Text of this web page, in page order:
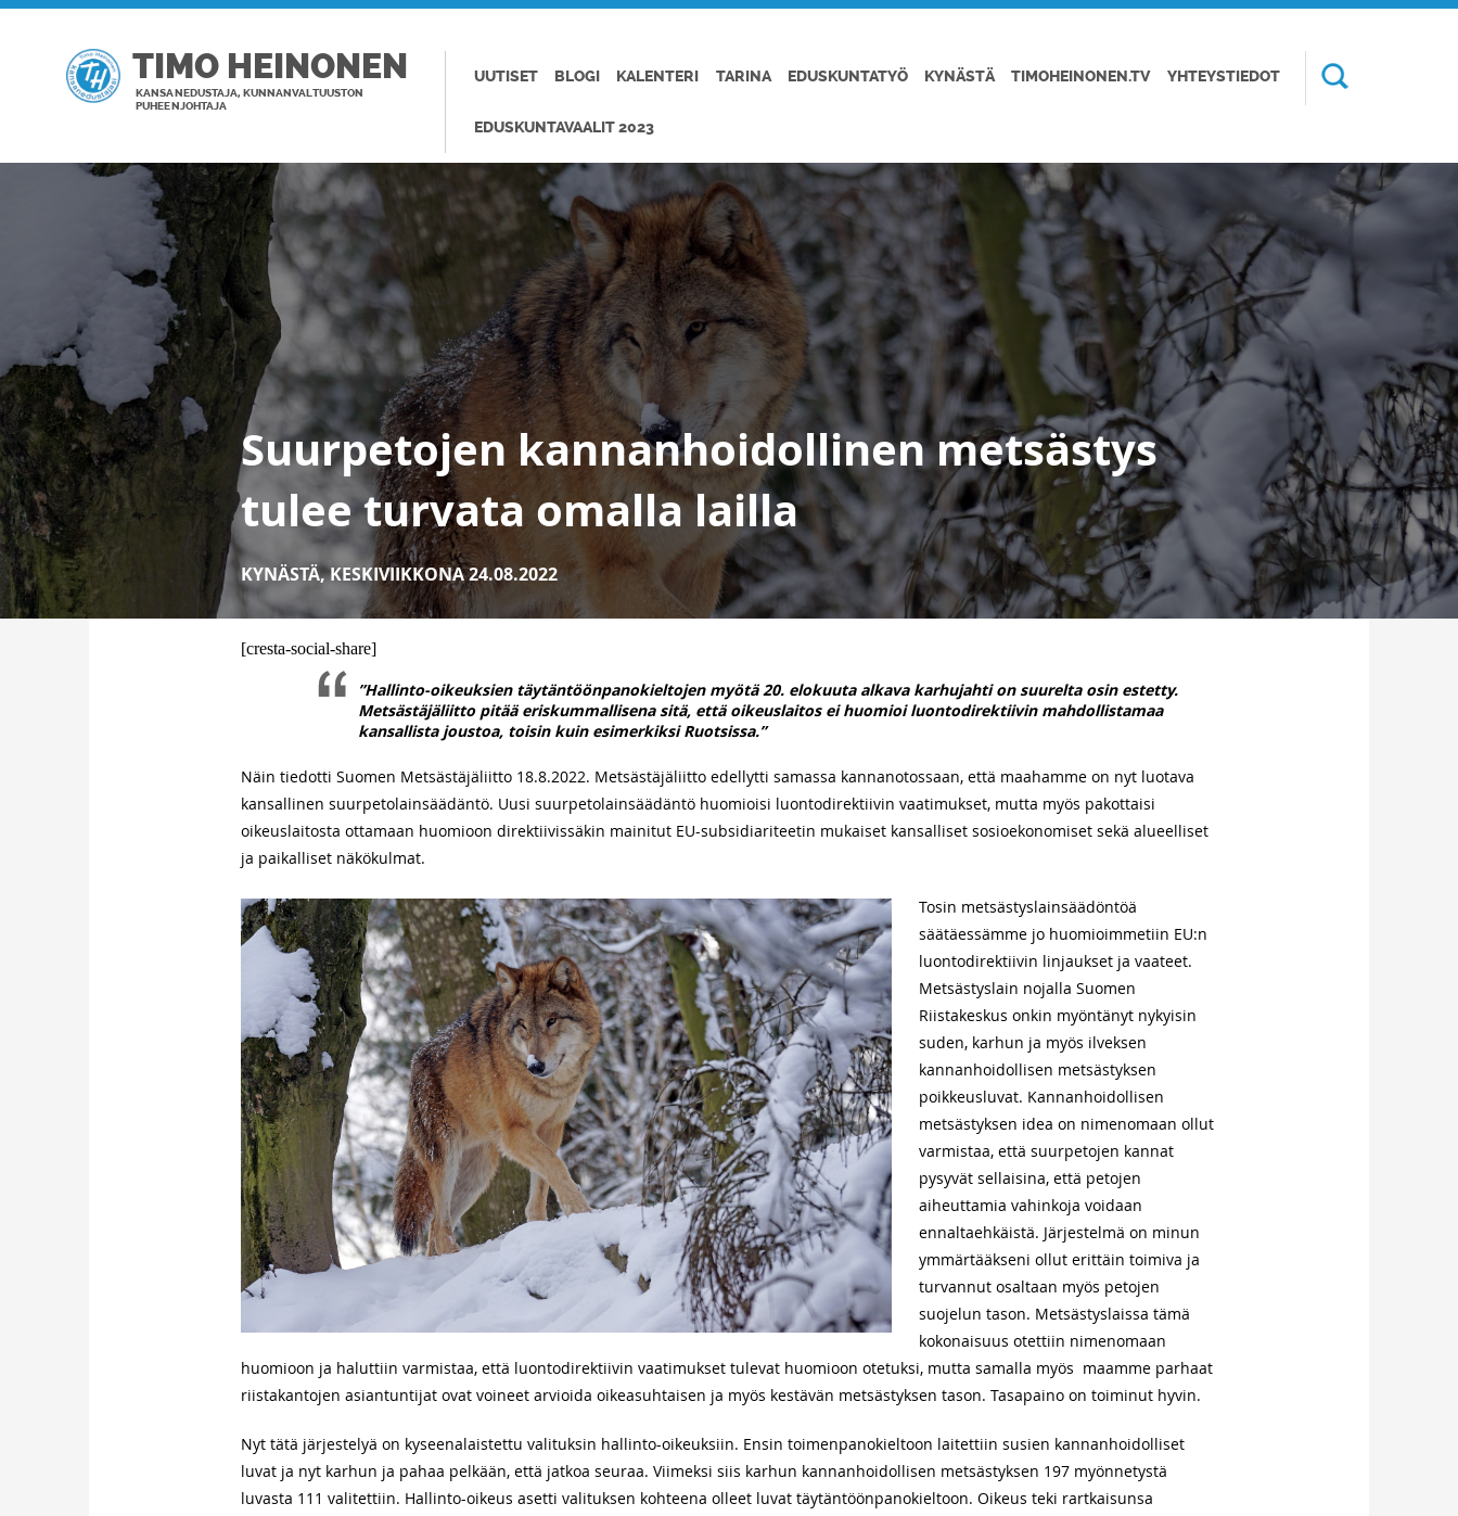
TIMO HEINONEN
KANSANEDUSTAJA, KUNNANVALTUUSTON
PUHEENJOHTAJA
UUTISET BLOGI KALENTERI TARINA EDUSKUNTATYÖ KYNÄSTÄ TIMOHEINONEN.TV YHTEYSTIEDOT
EDUSKUNTAVAALIT 2023
Suurpetojen kannanhoidollinen metsästys
tulee turvata omalla lailla
KYNÄSTÄ,KESKIVIIKKONA 24.08.2022
[cresta-social-share]
”Hallinto-oikeuksien täytäntöönpanokieltojen myötä 20. elokuuta alkava karhujahti on suurelta osin estetty.
Metsästäjäliitto pitää eriskummallisena sitä, että oikeuslaitos ei huomioi luontodirektiivin mahdollistamaa
kansallista joustoa, toisin kuin esimerkiksi Ruotsissa.”
Näin tiedotti Suomen Metsästäjäliitto 18.8.2022. Metsästäjäliitto edellytti samassa kannanotossaan, että maahamme on nyt luotava
kansallinen suurpetolainsäädäntö. Uusi suurpetolainsäädäntö huomioisi luontodirektiivin vaatimukset, mutta myös pakottaisi
oikeuslaitosta ottamaan huomioon direktiivissäkin mainitut EU-subsidiariteetin mukaiset kansalliset sosioekonomiset sekä alueelliset
ja paikalliset näkökulmat.
Tosin metsästyslainsäädöntöä
säätäessämme jo huomioimmetiin EU:n
luontodirektiivin linjaukset ja vaateet.
Metsästyslain nojalla Suomen
Riistakeskus onkin myöntänyt nykyisin
suden, karhun ja myös ilveksen
kannanhoidollisen metsästyksen
poikkeusluvat. Kannanhoidollisen
metsästyksen idea on nimenomaan ollut
varmistaa, että suurpetojen kannat
pysyvät sellaisina, että petojen
aiheuttamia vahinkoja voidaan
ennaltaehkäistä. Järjestelmä on minun
ymmärtääkseni ollut erittäin toimiva ja
turvannut osaltaan myös petojen
suojelun tason. Metsästyslaissa tämä
kokonaisuus otettiin nimenomaan
huomioon ja haluttiin varmistaa, että luontodirektiivin vaatimukset tulevat huomioon otetuksi, mutta samalla myös maamme parhaat
riistakantojen asiantuntijat ovat voineet arvioida oikeasuhtaisen ja myös kestävän metsästyksen tason. Tasapaino on toiminut hyvin.
Nyt tätä järjestelyä on kyseenalaistettu valituksin hallinto-oikeuksiin. Ensin toimenpanokieltoon laitettiin susien kannanhoidolliset
luvat ja nyt karhun ja pahaa pelkään, että jatkoa seuraa. Viimeksi siis karhun kannanhoidollisen metsästyksen 197 myönnetystä
luvasta 111 valitettiin. Hallinto-oikeus asetti valituksen kohteena olleet luvat täytäntöönpanokieltoon. Oikeus teki rartkaisunsa